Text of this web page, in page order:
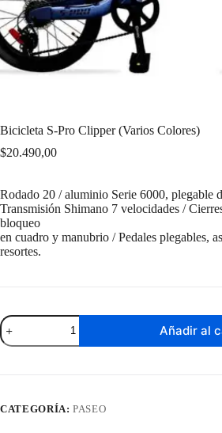
Bicicleta S-Pro Clipper (Varios Colores)
$20.490,00
Rodado 20 / aluminio Serie 6000, plegable
Transmisión Shimano 7 velocidades /
bloqueo
en cuadro y manubrio / Pedales plegables,
resortes.
Bicicleta
S-
Pro
Añadir al
CATEGORÍA:PASEO